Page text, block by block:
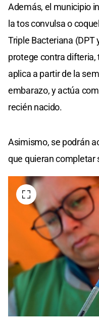
Además, el municipio
la tos convulsa o
Triple Bacteriana (DPT
protege contra difteria,
aplica a partir de la
embarazo, y actúa
recién nacido.
Asimismo, se podrán
que quieran completar